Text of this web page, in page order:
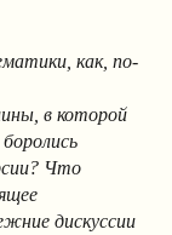
как, по-
в которой
Что
дискуссии